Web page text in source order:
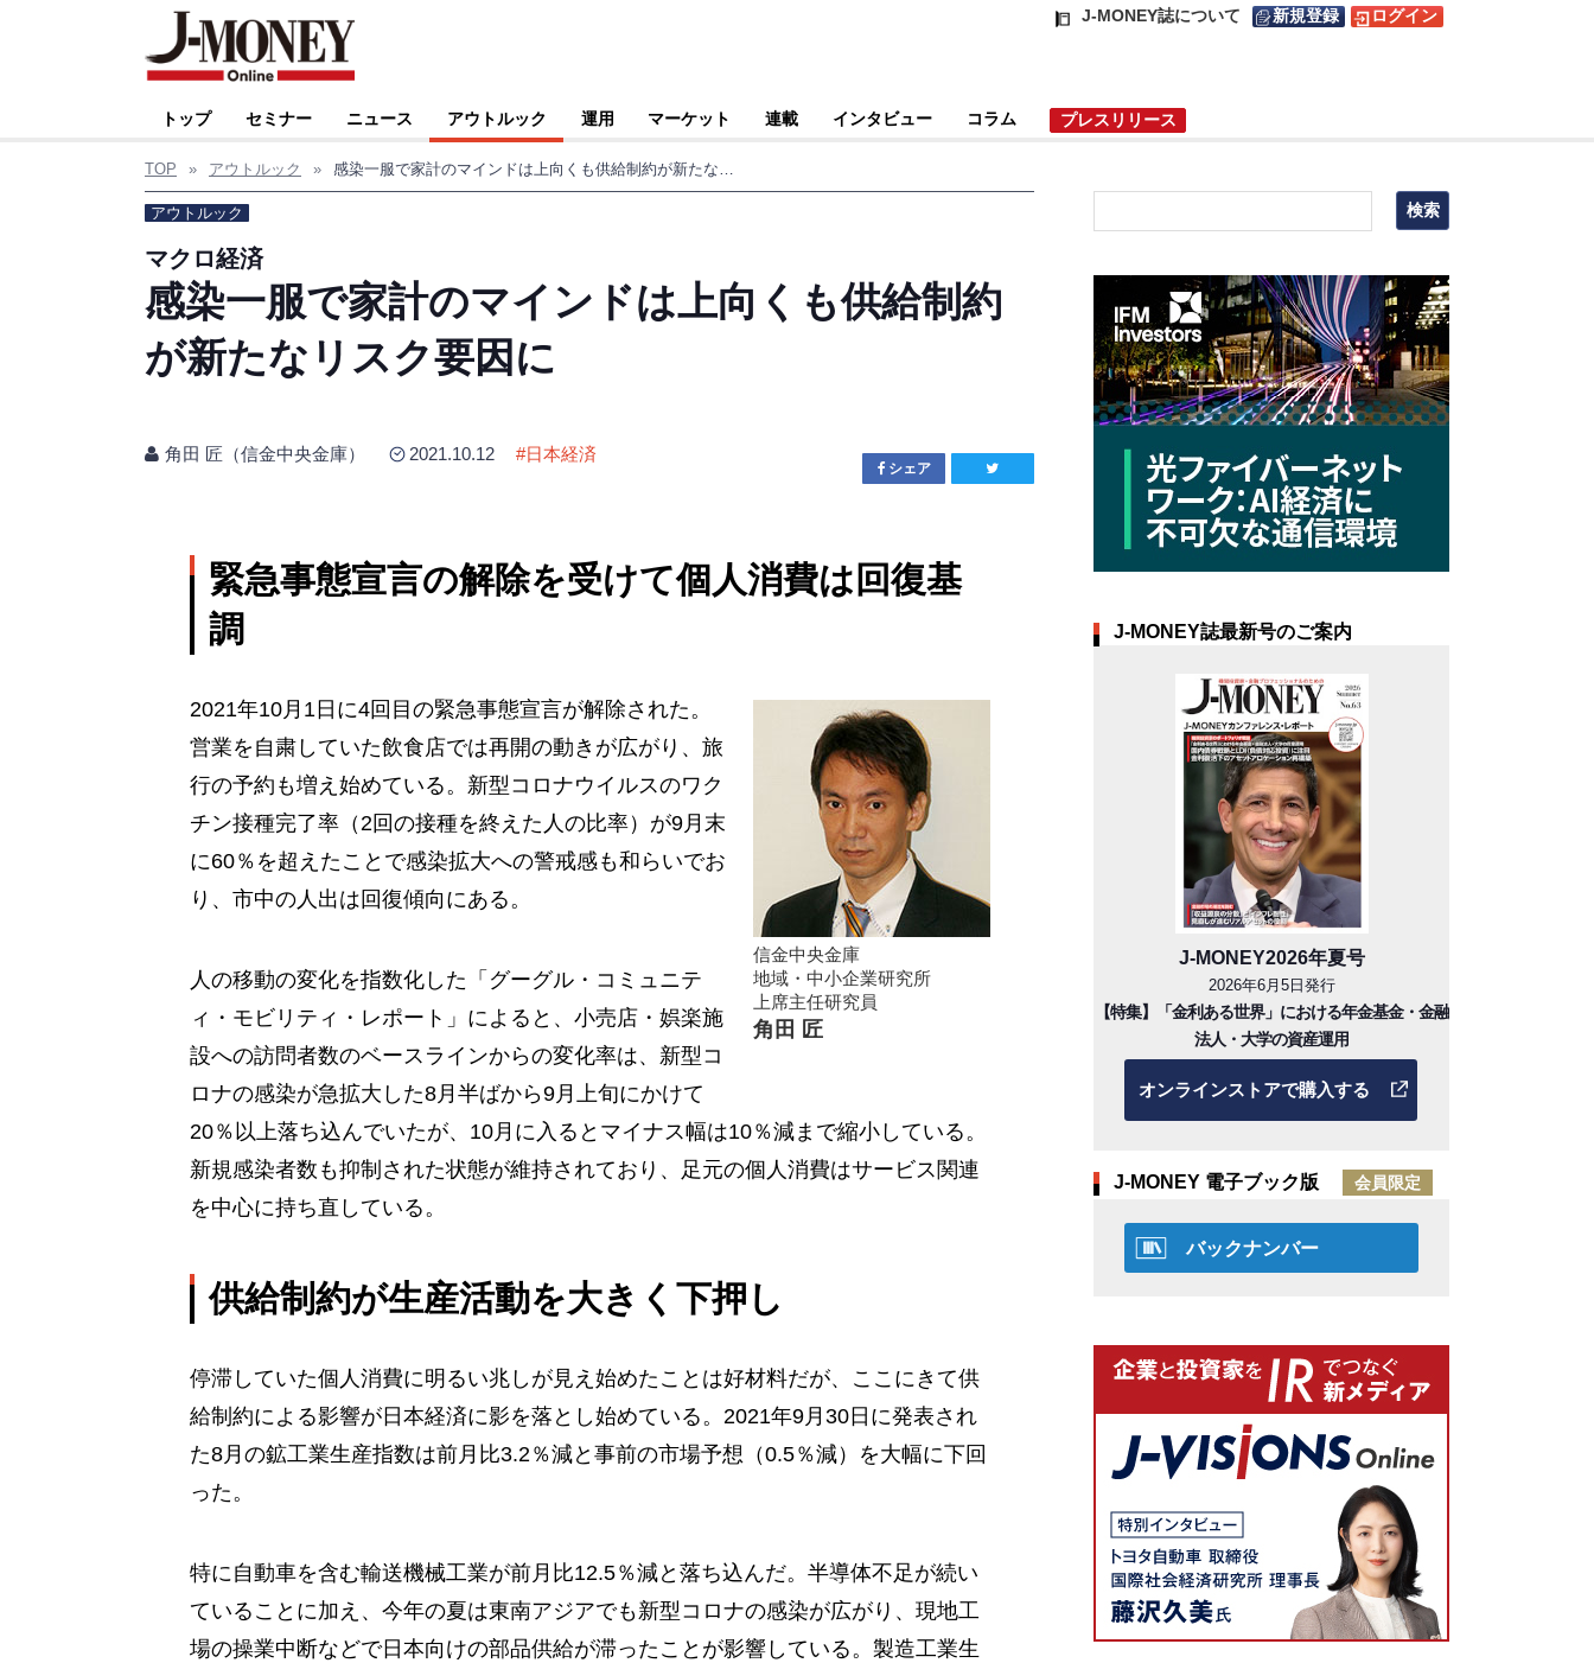
J-MONEY誌について 新規登録 ログイン
トップ セミナー ニュース アウトルック 運用 マーケット 連載 インタビュー コラム プレスリリース
TOP » アウトルック » 感染一服で家計のマインドは上向くも供給制約が新たなリスク要因に
アウトルック
マクロ経済
感染一服で家計のマインドは上向くも供給制約
が新たなリスク要因に
角田 匠（信金中央金庫） 2021.10.12 #日本経済
シェア
緊急事態宣言の解除を受けて個人消費は回復基
調
信金中央金庫
地域・中小企業研究所
上席主任研究員
角田 匠
2021年10月1日に4回目の緊急事態宣言が解除された。
営業を自粛していた飲食店では再開の動きが広がり、旅
行の予約も増え始めている。新型コロナウイルスのワク
チン接種完了率（2回の接種を終えた人の比率）が9月末
に60％を超えたことで感染拡大への警戒感も和らいでお
り、市中の人出は回復傾向にある。
人の移動の変化を指数化した「グーグル・コミュニテ
ィ・モビリティ・レポート」によると、小売店・娯楽施
設への訪問者数のベースラインからの変化率は、新型コ
ロナの感染が急拡大した8月半ばから9月上旬にかけて
20％以上落ち込んでいたが、10月に入るとマイナス幅は10％減まで縮小している。
新規感染者数も抑制された状態が維持されており、足元の個人消費はサービス関連
を中心に持ち直している。
供給制約が生産活動を大きく下押し
停滞していた個人消費に明るい兆しが見え始めたことは好材料だが、ここにきて供
給制約による影響が日本経済に影を落とし始めている。2021年9月30日に発表され
た8月の鉱工業生産指数は前月比3.2％減と事前の市場予想（0.5％減）を大幅に下回
った。
特に自動車を含む輸送機械工業が前月比12.5％減と落ち込んだ。半導体不足が続い
ていることに加え、今年の夏は東南アジアでも新型コロナの感染が広がり、現地工
場の操業中断などで日本向けの部品供給が滞ったことが影響している。製造工業生
J-MONEY誌最新号のご案内
J-MONEY2026年夏号
2026年6月5日発行
【特集】「金利ある世界」における年金基金・金融
法人・大学の資産運用
オンラインストアで購入する
J-MONEY 電子ブック版 会員限定
バックナンバー